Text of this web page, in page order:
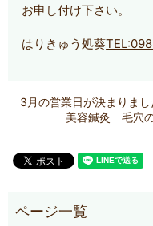
お申し付け下さい。
はりきゅう処葵
3月の営業日が決まりまし
美容鍼灸 毛